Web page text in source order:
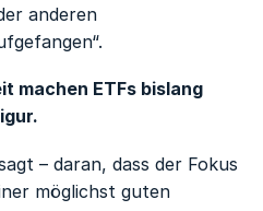
anderen
machen ETFs bislang
– daran, dass der Fokus
möglichst guten